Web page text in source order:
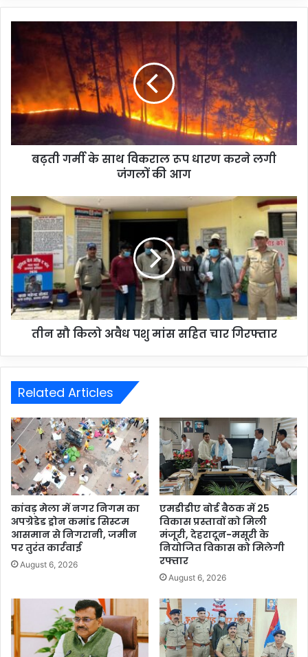
बढ़ती गर्मी के साथ विकराल रूप धारण करने लगी
जंगलों की आग
तीन सौ किलो अवैध पशु मांस सहित चार गिरफ्तार
Related Articles
कांवड़ मेला में नगर निगम का
अपग्रेडेड ड्रोन कमांड सिस्टम
आसमान से निगरानी, जमीन
पर तुरंत कार्रवाई
August 6, 2026
एमडीडीए बोर्ड बैठक में 25
विकास प्रस्तावों को मिली
मंजूरी, देहरादून-मसूरी के
नियोजित विकास को मिलेगी
रफ्तार
August 6, 2026